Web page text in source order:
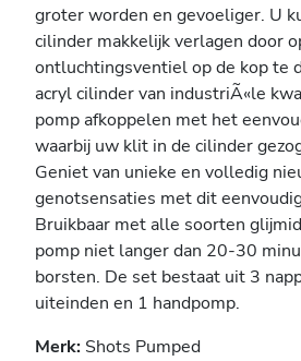
groter worden en gevoeliger. U
cilinder makkelijk verlagen door
ontluchtingsventiel op de kop te
acryl cilinder van industriÃ«le
pomp afkoppelen met het
waarbij uw klit in de cilinder
Geniet van unieke en volledig
genotsensaties met dit
Bruikbaar met alle soorten
pomp niet langer dan 20-30
borsten. De set bestaat uit 3
uiteinden en 1 handpomp.
Merk: Shots Pumped